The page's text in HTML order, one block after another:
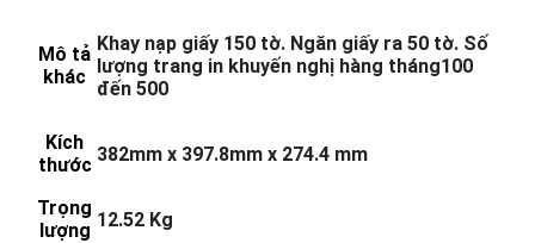
Mô tả
khác
Khay nạp giấy 150 tờ. Ngăn giấy ra 50 tờ. Số
lượng trang in khuyến nghị hàng tháng100
đến 500
Kích
thước 382mm x 397.8mm x 274.4 mm
Trọng
lượng 12.52 Kg